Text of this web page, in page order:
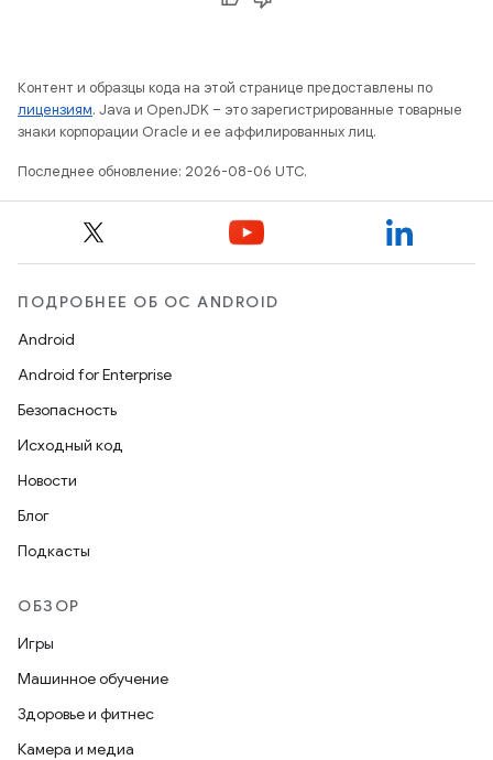
Контент и образцы кода на этой странице предоставлены по
лицензиям. Java и OpenJDK – это зарегистрированные товарные
знаки корпорации Oracle и ее аффилированных лиц.
Последнее обновление: 2026-08-06 UTC.
ПОДРОБНЕЕ ОБ ОС ANDROID
Android
Android for Enterprise
Безопасность
Исходный код
Новости
Блог
Подкасты
ОБЗОР
Игры
Машинное обучение
Здоровье и фитнес
Камера и медиа